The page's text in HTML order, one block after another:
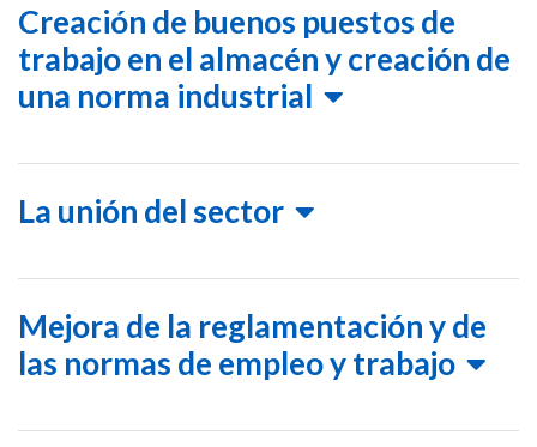
Creación de buenos puestos de
trabajo en el almacén y creación de
una norma industrial
La unión del sector
Mejora de la reglamentación y de
las normas de empleo y trabajo